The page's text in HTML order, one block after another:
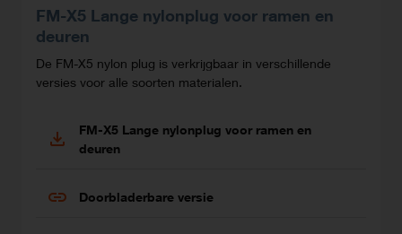
FM-X5 Lange nylonplug voor ramen en
deuren
De FM-X5 nylon plug is verkrijgbaar in verschillende
versies voor alle soorten materialen.
FM-X5 Lange nylonplug voor ramen en
deuren
Doorbladerbare versie